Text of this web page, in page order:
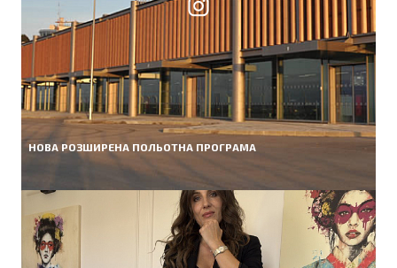
НОВА РОЗШИРЕНА ПОЛЬОТНА ПРОГРАМА